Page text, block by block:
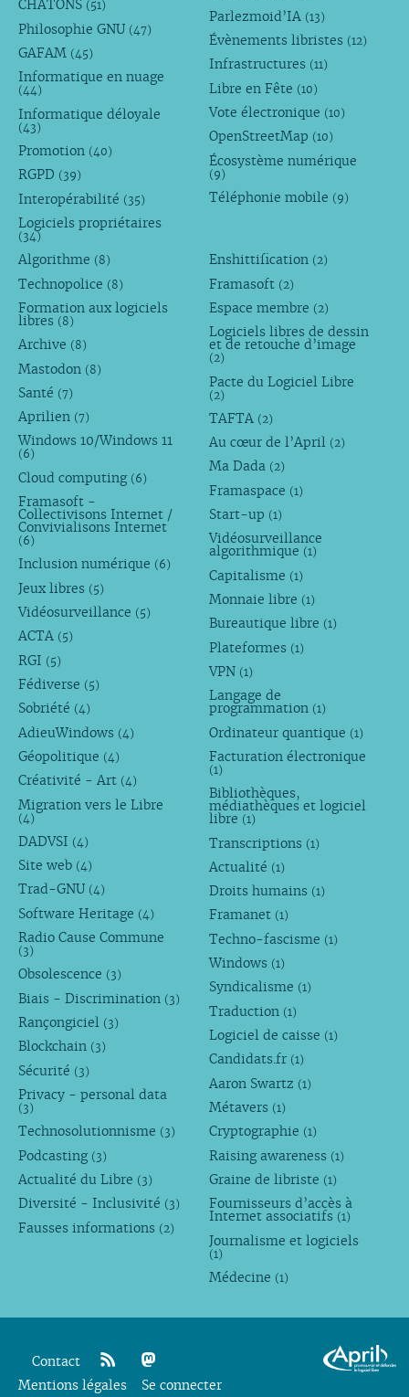
CHATONS (51)
Philosophie GNU (47)
GAFAM (45)
Informatique en nuage
(44)
Informatique déloyale
(43)
Promotion (40)
RGPD (39)
Interopérabilité (35)
Logiciels propriétaires
(34)
Parlezmoid’IA (13)
Évènements libristes (12)
Infrastructures (11)
Libre en Fête (10)
Vote électronique (10)
OpenStreetMap (10)
Écosystème numérique
(9)
Téléphonie mobile (9)
Algorithme (8)
Technopolice (8)
Formation aux logiciels
libres (8)
Archive (8)
Mastodon (8)
Santé (7)
Aprilien (7)
Windows 10/Windows 11
(6)
Cloud computing (6)
Framasoft -
Collectivisons Internet /
Convivialisons Internet
(6)
Inclusion numérique (6)
Jeux libres (5)
Vidéosurveillance (5)
ACTA (5)
RGI (5)
Fédiverse (5)
Sobriété (4)
AdieuWindows (4)
Géopolitique (4)
Créativité - Art (4)
Migration vers le Libre
(4)
DADVSI (4)
Site web (4)
Trad-GNU (4)
Software Heritage (4)
Radio Cause Commune
(3)
Obsolescence (3)
Biais - Discrimination (3)
Rançongiciel (3)
Blockchain (3)
Sécurité (3)
Privacy - personal data
(3)
Technosolutionnisme (3)
Podcasting (3)
Actualité du Libre (3)
Diversité - Inclusivité (3)
Fausses informations (2)
Enshittification (2)
Framasoft (2)
Espace membre (2)
Logiciels libres de dessin
et de retouche d’image
(2)
Pacte du Logiciel Libre
(2)
TAFTA (2)
Au cœur de l’April (2)
Ma Dada (2)
Framaspace (1)
Start-up (1)
Vidéosurveillance
algorithmique (1)
Capitalisme (1)
Monnaie libre (1)
Bureautique libre (1)
Plateformes (1)
VPN (1)
Langage de
programmation (1)
Ordinateur quantique (1)
Facturation électronique
(1)
Bibliothèques,
médiathèques et logiciel
libre (1)
Transcriptions (1)
Actualité (1)
Droits humains (1)
Framanet (1)
Techno-fascisme (1)
Windows (1)
Syndicalisme (1)
Traduction (1)
Logiciel de caisse (1)
Candidats.fr (1)
Aaron Swartz (1)
Métavers (1)
Cryptographie (1)
Raising awareness (1)
Graine de libriste (1)
Fournisseurs d’accès à
Internet associatifs (1)
Journalisme et logiciels
(1)
Médecine (1)
Contact
rss mastodon
Mentions légales Se connecter